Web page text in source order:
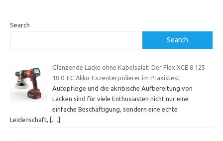
Search
Search
Glänzende Lacke ohne Kabelsalat: Der Flex XCE 8 125
18.0-EC Akku-Exzenterpolierer im Praxistest
Autopflege und die akribische Aufbereitung von
Lacken sind für viele Enthusiasten nicht nur eine
einfache Beschäftigung, sondern eine echte
Leidenschaft,
[…]